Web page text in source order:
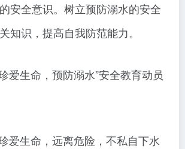
安全意识。树立预防溺水的安全
知识，提高自我防范能力。
爱生命，预防溺水”安全教育动员
爱生命，远离危险，不私自下水